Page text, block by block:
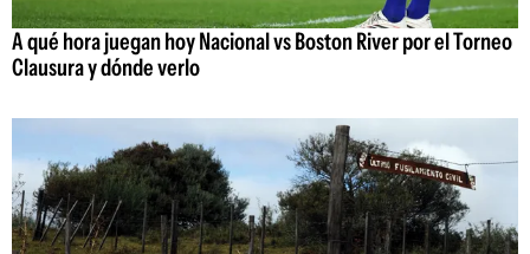
A qué hora juegan hoy Nacional vs Boston River por el Torneo
Clausura y dónde verlo